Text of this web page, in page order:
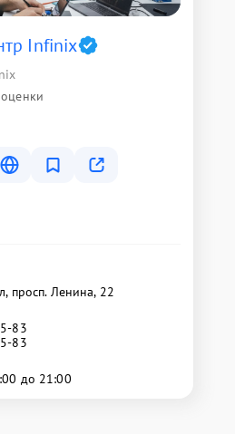
Infinix
просп. Ленина, 22
83
83
до 21:00